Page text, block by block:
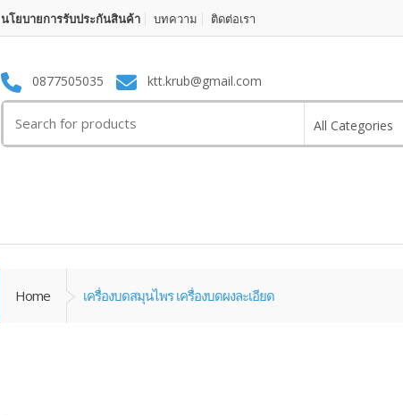
นโยบายการรับประกันสินค้า บทความ ติดต่อเรา
0877505035 ktt.krub@gmail.com
All Categories
Home เครื่องบดสมุนไพร เครื่องบดผงละเอียด